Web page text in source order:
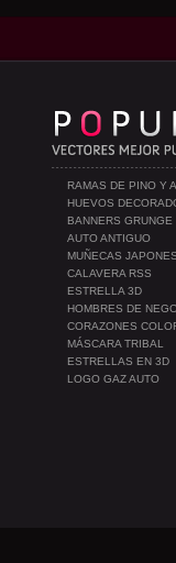
RAMAS DE PINO Y
HUEVOS
BANNERS GRUNGE
AUTO ANTIGUO
MUÑECAS
CALAVERA RSS
ESTRELLA 3D
HOMBRES DE
CORAZONES
MÁSCARA TRIBAL
ESTRELLAS EN 3D
LOGO GAZ AUTO